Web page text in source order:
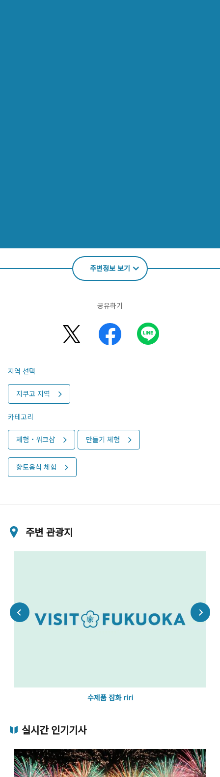
주변정보 보기
공유하기
지역 선택
지쿠고 지역
카테고리
체험・워크샵 만들기 체험
향토음식 체험
주변 관광지
수제품 잡화 riri
실시간 인기기사